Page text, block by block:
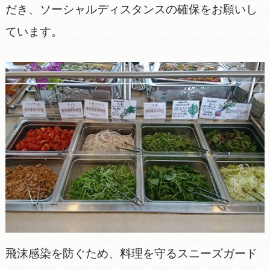
だき、ソーシャルディスタンスの確保をお願いし
ています。
飛沫感染を防ぐため、料理を守るスニーズガード